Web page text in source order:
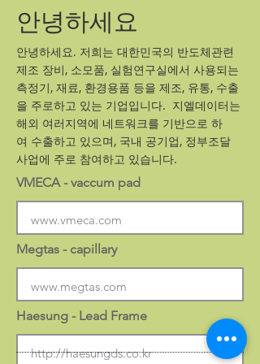
안녕하세요
안녕하세요. 저희는 대한민국의 반도체관련
제조 장비, 소모품, 실험연구실에서 사용되는
측정기, 재료, 환경용품 등을 제조, 유통, 수출
을 주로하고 있는 기업입니다. 지엘데이터는
해외 여러지역에 네트워크를 기반으로 하
여 수출하고 있으며, 국내 공기업, 정부조달
사업에 주로 참여하고 있습니다.
VMECA - vaccum pad
Megtas - capillary
Haesung - Lead Frame